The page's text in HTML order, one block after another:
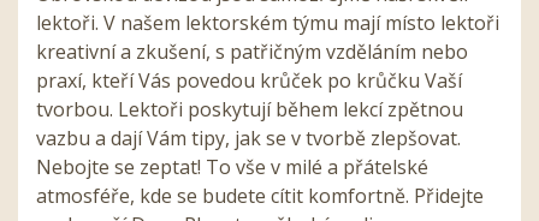
lektoři. V našem lektorském týmu mají místo lektoři
kreativní a zkušení, s patřičným vzděláním nebo
praxí, kteří Vás povedou krůček po krůčku Vaší
tvorbou. Lektoři poskytují během lekcí zpětnou
vazbu a dají Vám tipy, jak se v tvorbě zlepšovat.
Nebojte se zeptat! To vše v milé a přátelské
atmosféře, kde se budete cítit komfortně. Přidejte